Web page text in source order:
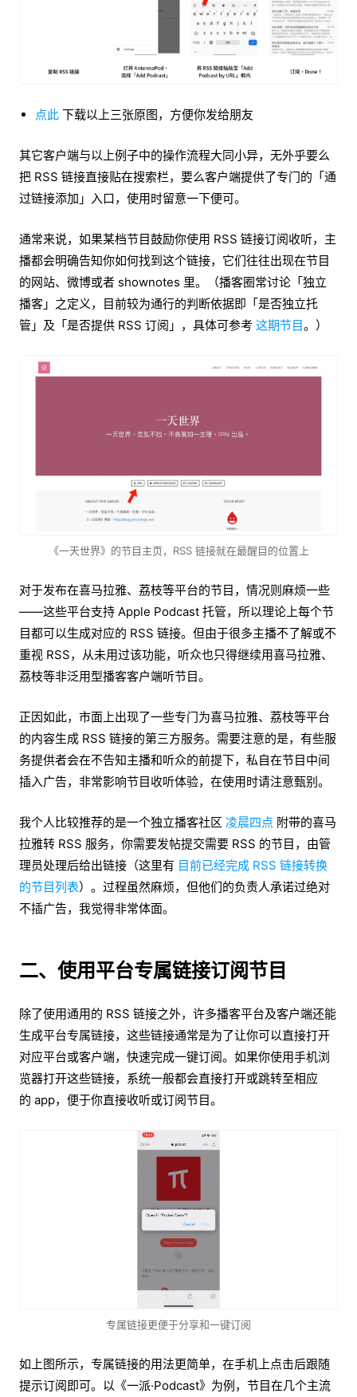
点此 下载以上三张原图，方便你发给朋友
其它客户端与以上例子中的操作流程大同小异，无外乎要么
把 RSS 链接直接贴在搜索栏，要么客户端提供了专门的「通
过链接添加」入口，使用时留意一下便可。
通常来说，如果某档节目鼓励你使用 RSS 链接订阅收听，主
播都会明确告知你如何找到这个链接，它们往往出现在节目
的网站、微博或者 shownotes 里。（播客圈常讨论「独立
播客」之定义，目前较为通行的判断依据即「是否独立托
管」及「是否提供 RSS 订阅」，具体可参考 这期节目。）
《一天世界》的节目主页，RSS 链接就在最醒目的位置上
对于发布在喜马拉雅、荔枝等平台的节目，情况则麻烦一些
——这些平台支持 Apple Podcast 托管，所以理论上每个节
目都可以生成对应的 RSS 链接。但由于很多主播不了解或不
重视 RSS，从未用过该功能，听众也只得继续用喜马拉雅、
荔枝等非泛用型播客客户端听节目。
正因如此，市面上出现了一些专门为喜马拉雅、荔枝等平台
的内容生成 RSS 链接的第三方服务。需要注意的是，有些服
务提供者会在不告知主播和听众的前提下，私自在节目中间
插入广告，非常影响节目收听体验，在使用时请注意甄别。
我个人比较推荐的是一个独立播客社区 凌晨四点 附带的喜马
拉雅转 RSS 服务，你需要发帖提交需要 RSS 的节目，由管
理员处理后给出链接（这里有 目前已经完成 RSS 链接转换
的节目列表）。过程虽然麻烦，但他们的负责人承诺过绝对
不插广告，我觉得非常体面。
二、使用平台专属链接订阅节目
除了使用通用的 RSS 链接之外，许多播客平台及客户端还能
生成平台专属链接，这些链接通常是为了让你可以直接打开
对应平台或客户端，快速完成一键订阅。如果你使用手机浏
览器打开这些链接，系统一般都会直接打开或跳转至相应
的 app，便于你直接收听或订阅节目。
专属链接更便于分享和一键订阅
如上图所示，专属链接的用法更简单，在手机上点击后跟随
提示订阅即可。以《一派·Podcast》为例，节目在几个主流